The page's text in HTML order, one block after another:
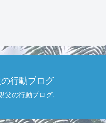
行動ブログ
父の行動ブログ.